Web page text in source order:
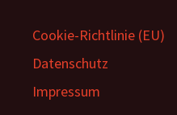
Cookie-Richtlinie (EU)
Datenschutz
Impressum